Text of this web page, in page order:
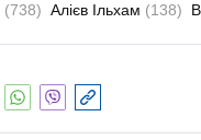
(738) Алієв Ільхам (138)